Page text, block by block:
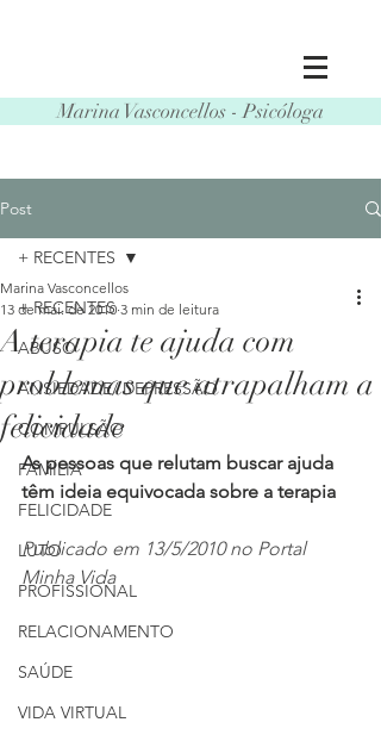
Marina Vasconcellos - Psicóloga
Post
+ RECENTES
ABUSO
ANSIEDADE/ DEPRESSÃO
COMPULSÃO
FAMÍLIA
FELICIDADE
LUTO
PROFISSIONAL
RELACIONAMENTO
SAÚDE
VIDA VIRTUAL
+ RECENTES
A terapia te ajuda com
problemas que atrapalham a
felicidade
Marina Vasconcellos
13 de mai. de 2010 3 min de leitura
As pessoas que relutam buscar ajuda
têm ideia equivocada sobre a terapia
Publicado em 13/5/2010 no Portal
Minha Vida